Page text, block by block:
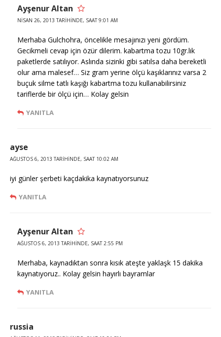
Ayşenur Altan
NISAN 26, 2013 TARIHINDE, SAAT 9:01 AM
Merhaba Gulchohra, öncelikle mesajınızı yeni gördüm.
Gecikmeli cevap için özür dilerim. kabartma tozu 10gr.lık
paketlerde satılıyor. Aslında sizinki gibi satılsa daha bereketli
olur ama malesef… Siz gram yerine ölçü kaşıklarınız varsa 2
buçuk silme tatlı kaşığı kabartma tozu kullanabilirsiniz
tariflerde bir ölçü için… Kolay gelsin
YANITLA
ayse
AĞUSTOS 6, 2013 TARIHINDE, SAAT 10:02 AM
iyi günler şerbeti kaçdakika kaynatıyorsunuz
YANITLA
Ayşenur Altan
AĞUSTOS 6, 2013 TARIHINDE, SAAT 2:55 PM
Merhaba, kaynadıktan sonra kısık ateşte yaklaşk 15 dakika
kaynatıyoruz.. Kolay gelsin hayırlı bayramlar
YANITLA
russia